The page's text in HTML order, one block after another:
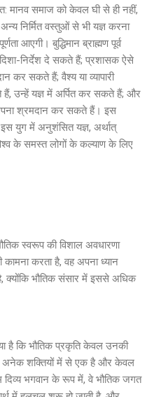
समाज को केवल घी से ही नहीं,
निर्मित वस्तुओं से भी यज्ञ करना
आएगी। बुद्धिमान ब्राह्मण पूर्व
निर्देश दे सकते हैं; प्रशासक ऐसे
कर सकते हैं; वैश्य या व्यापारी
उन्हें यज्ञ में अर्पित कर सकते हैं; और
श्रमदान कर सकते हैं। इस
युग में अनुशंसित यज्ञ, अर्थात्
के समस्त लोगों के कल्याण के लिए
स्वरूप की विशाल अवधारणा
कामना करता है, वह अपना ध्यान
क्योंकि भौतिक संसार में इससे अधिक
है कि भौतिक प्रकृति केवल उनकी
अनेक शक्तियों में से एक है और केवल
दिव्य भगवान के रूप में, वे भौतिक जगत